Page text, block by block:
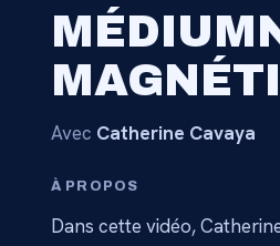
Connectez-vous
Avec Catherine Cavaya
À PROPOS
Dans cette vidéo,